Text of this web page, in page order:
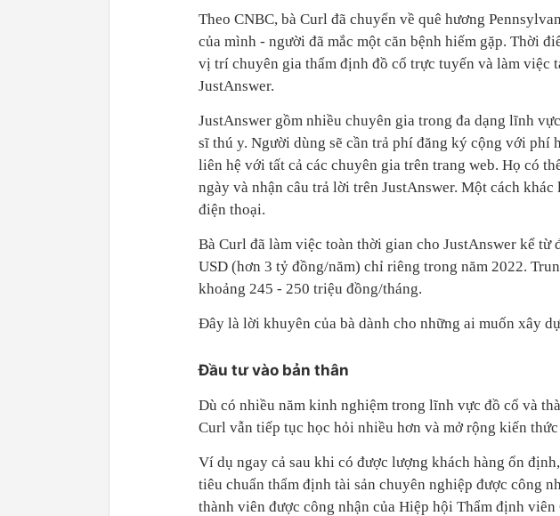
Theo CNBC, bà Curl đã chuyển về quê hương
của mình - người đã mắc một căn bệnh hiếm gặp. Thời
vị trí chuyên gia thẩm định đồ cổ trực tuyến và làm việc
JustAnswer.
JustAnswer gồm nhiều chuyên gia trong đa dạng lĩnh
sĩ thú y. Người dùng sẽ cần trả phí đăng ký cộng với phí
liên hệ với tất cả các chuyên gia trên trang web. Họ có
ngày và nhận câu trả lời trên JustAnswer. Một cách
điện thoại.
Bà Curl đã làm việc toàn thời gian cho JustAnswer kể từ
USD (hơn 3 tỷ đồng/năm) chỉ riêng trong năm 2022.
khoảng 245 - 250 triệu đồng/tháng.
Đây là lời khuyên của bà dành cho những ai muốn xây
Đầu tư vào bản thân
Dù có nhiều năm kinh nghiệm trong lĩnh vực đồ cổ và
Curl vẫn tiếp tục học hỏi nhiều hơn và mở rộng kiến
Ví dụ ngay cả sau khi có được lượng khách hàng ổn
tiêu chuẩn thẩm định tài sản chuyên nghiệp được công
thành viên được công nhận của Hiệp hội Thẩm định